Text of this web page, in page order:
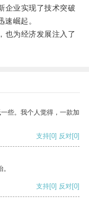
业实现了技术突破
崛起。
为经济发展注入了
些。我个人觉得，一款加
支持[0] 反对[0]
支持[0] 反对[0]